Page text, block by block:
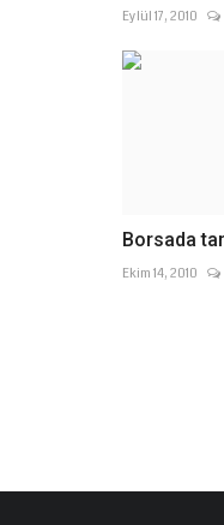
Eylül 17, 2010
Borsada
Ekim 14, 2010